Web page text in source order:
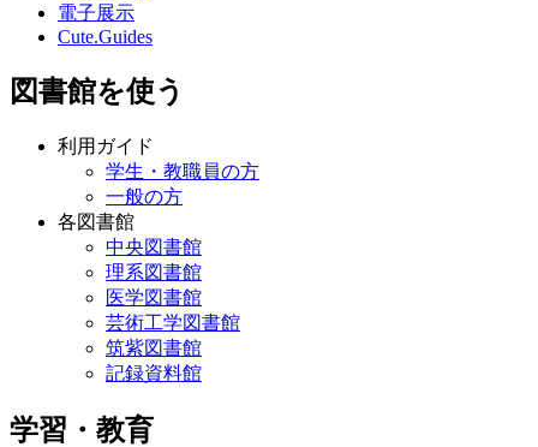
電子展示
Cute.Guides
図書館を使う
利用ガイド
学生・教職員の方
一般の方
各図書館
中央図書館
理系図書館
医学図書館
芸術工学図書館
筑紫図書館
記録資料館
学習・教育